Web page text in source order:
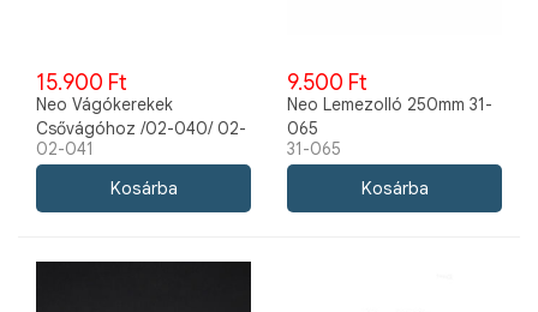
15.900 Ft
Neo Vágókerekek
Csővágóhoz /02-040/ 02-
041
02-041
9.500 Ft
Neo Lemezolló 250mm 31-
065
31-065